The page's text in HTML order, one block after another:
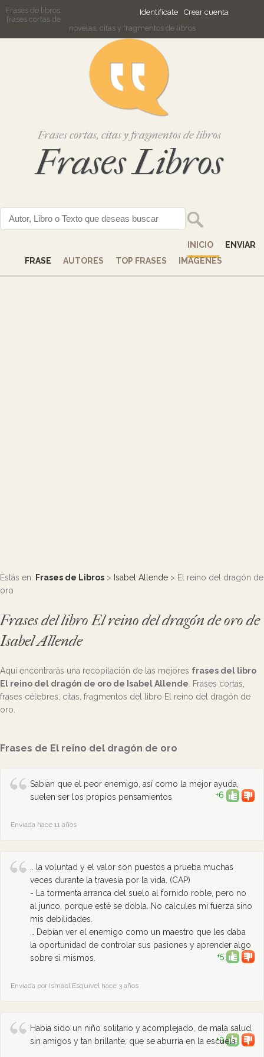
Identifícate Crear cuenta
Frases de libros,
frases cortas de
novelas, citas y fragmentos de libros
Frases cortas, citas y fragmentos de libros
Frases Libros
INICIO
ENVIAR
FRASE
AUTORES TOP FRASES IMÁGENES
Estás en: Frases de Libros > Isabel Allende > El reino del dragón de
oro
Frases del libro El reino del dragón de oro de
Isabel Allende
Aquí encontrarás una recopilación de las mejores frases del libro
El reino del dragón de oro de Isabel Allende . Frases cortas,
frases célebres, citas, fragmentos del libro El reino del dragón de
oro.
Frases de El reino del dragón de oro
Sabian que el peor enemigo, así como la mejor ayuda,
suelen ser los propios pensamientos
+6
Enviada hace 11 años
.. la voluntad y el valor son puestos a prueba muchas
veces durante la travesía por la vida. (CAP)
- La tormenta arranca del suelo al fornido roble, pero no
al junco, porque esté se dobla. No calcules mi fuerza sino
mis debilidades.
… Debían ver el enemigo como un maestro que les daba
la oportunidad de controlar sus pasiones y aprender algo
sobre si mismos.
+5
Enviada por Ismael Esquivel hace 3 años
Habia sido un niño solitario y acomplejado, de mala salud,
sin amigos y tan brillante, que se aburría en la escuela
+3